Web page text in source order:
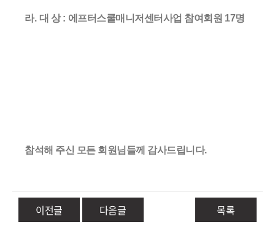
라. 대 상: 에프터스쿨매니저센터사업 참여회원 17명
참석해 주신 모든 회원님들께 감사드립니다.
이전글 다음글 목록